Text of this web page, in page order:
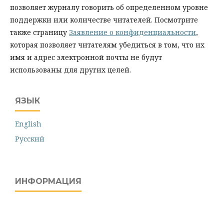
позволяет журналу говорить об определенном уровне
поддержки или количестве читателей. Посмотрите
также страницу Заявление о конфиденциальности,
которая позволяет читателям убедиться в том, что их
имя и адрес электронной почты не будут
использованы для других целей.
ЯЗЫК
English
Русский
ИНФОРМАЦИЯ